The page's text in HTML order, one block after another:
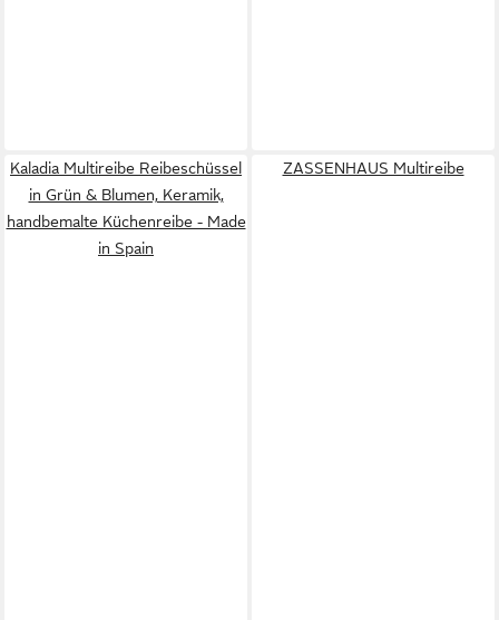
Kaladia Multireibe Reibeschüssel
in Grün & Blumen, Keramik,
handbemalte Küchenreibe - Made
in Spain
ZASSENHAUS Multireibe